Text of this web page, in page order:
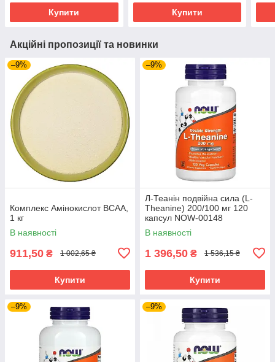
Купити Купити
Акційні пропозиції та новинки
–9%
Комплекс Амінокислот ВСАА,
1 кг
В наявності
911,50 ₴ 1 002,65 ₴
Купити
–9%
Л-Теанін подвійна сила (L-
Theanine) 200/100 мг 120
капсул NOW-00148
В наявності
1 396,50 ₴ 1 536,15 ₴
Купити
–9% –9%